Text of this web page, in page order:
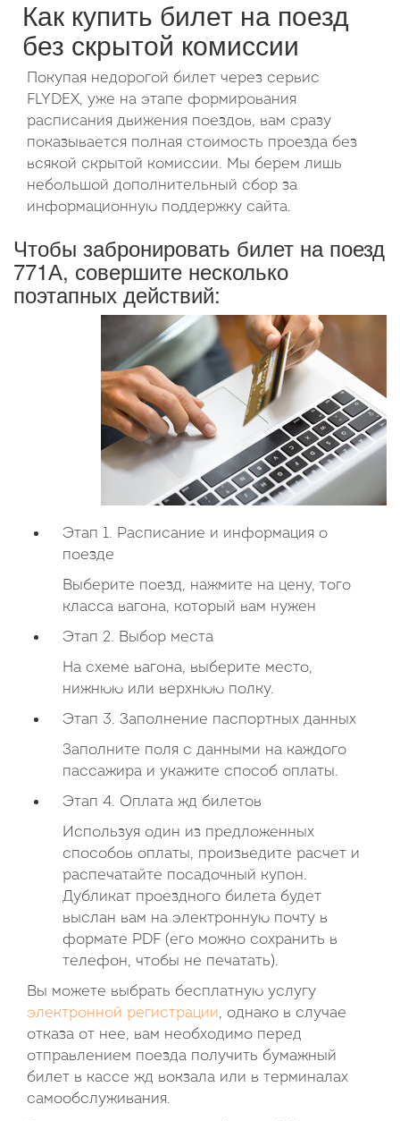
Как купить билет на поезд
без скрытой комиссии
Покупая недорогой билет через сервис
FLYDEX, уже на этапе формирования
расписания движения поездов, вам сразу
показывается полная стоимость проезда без
всякой скрытой комиссии. Мы берем лишь
небольшой дополнительный сбор за
информационную поддержку сайта.
Чтобы забронировать билет на поезд
771А, совершите несколько
поэтапных действий:
Этап 1. Расписание и информация о
поезде
Выберите поезд, нажмите на цену, того
класса вагона, который вам нужен
Этап 2. Выбор места
На схеме вагона, выберите место,
нижнюю или верхнюю полку.
Этап 3. Заполнение паспортных данных
Заполните поля с данными на каждого
пассажира и укажите способ оплаты.
Этап 4. Оплата жд билетов
Используя один из предложенных
способов оплаты, произведите расчет и
распечатайте посадочный купон.
Дубликат проездного билета будет
выслан вам на электронную почту в
формате PDF (его можно сохранить в
телефон, чтобы не печатать).
Вы можете выбрать бесплатную услугу
электронной регистрации, однако в случае
отказа от нее, вам необходимо перед
отправлением поезда получить бумажный
билет в кассе жд вокзала или в терминалах
самообслуживания.